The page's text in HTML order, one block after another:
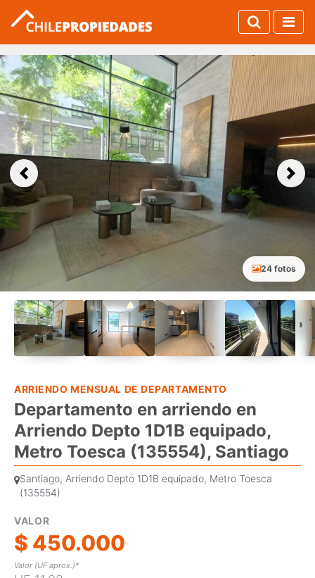
Previous Next
24 fotos
ARRIENDO MENSUAL DE DEPARTAMENTO
Departamento en arriendo en
Arriendo Depto 1D1B equipado,
Metro Toesca (135554), Santiago
Santiago, Arriendo Depto 1D1B equipado, Metro Toesca
(135554)
VALOR
$ 450.000
Valor (UF aprox.)*